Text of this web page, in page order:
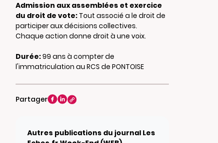
Admission aux assemblées et exercice
du droit de vote: Tout associé a le droit de
participer aux décisions collectives.
Chaque action donne droit à une voix.
Durée:99 ans à compter de
l'immatriculation au RCS de PONTOISE
Partager
Autres publications du journal Les